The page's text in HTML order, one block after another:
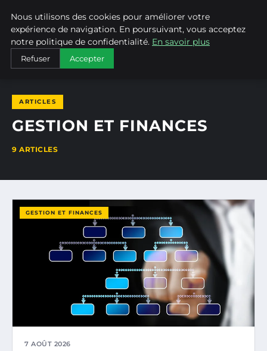
ALAIN KORKOS
ACCUEIL GESTION ET FINANCES
ARTICLES
GESTION ET FINANCES
9 ARTICLES
GESTION ET FINANCES
7 AOÛT 2026
Nous utilisons des cookies pour améliorer votre
expérience de navigation. En poursuivant, vous acceptez
notre politique de confidentialité. En savoir plus
Refuser Accepter